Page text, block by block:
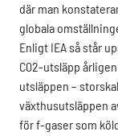
där man
globala
Enligt IEA så står
C02-utsläpp
utsläppen –
växthusutsläppen
för f-gaser som